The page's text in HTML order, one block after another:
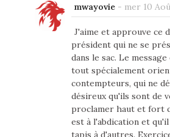
mwayovie- mer 10
J'aime et approuve ce
président qui ne se
dans le sac. Le
tout spécialement
contempteurs, qui ne
désireux qu'ils sont de
proclamer haut et fort
est à l'abdication et
tapis à d'autres.